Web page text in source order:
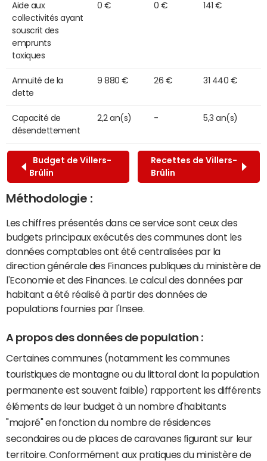
Aide aux
collectivités ayant
souscrit des
emprunts
toxiques
0 € 0 € 141 €
Annuité de la
dette
9 880 € 26 € 31 440 €
Capacité de
désendettement
2,2 an(s) - 5,3 an(s)
Budget de Villers-
Brûlin
Recettes de Villers-
Brûlin
Méthodologie :
Les chiffres présentés dans ce service sont ceux des
budgets principaux exécutés des communes dont les
données comptables ont été centralisées par la
direction générale des Finances publiques du ministère de
l'Economie et des Finances. Le calcul des données par
habitant a été réalisé à partir des données de
populations fournies par l'Insee.
A propos des données de population :
Certaines communes (notamment les communes
touristiques de montagne ou du littoral dont la population
permanente est souvent faible) rapportent les différents
éléments de leur budget à un nombre d'habitants
"majoré" en fonction du nombre de résidences
secondaires ou de places de caravanes figurant sur leur
territoire. Conformément aux pratiques du ministère de